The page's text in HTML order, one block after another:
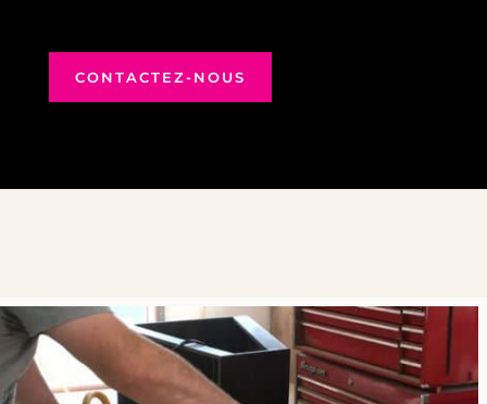
CONTACTEZ-NOUS